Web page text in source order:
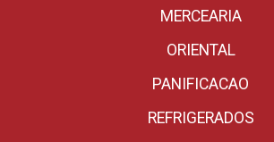
MERCEARIA
ORIENTAL
PANIFICACAO
REFRIGERADOS